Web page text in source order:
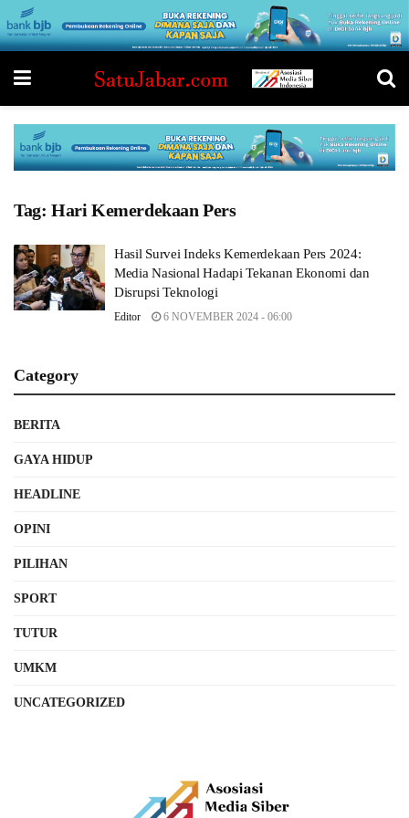
Tag: Hari Kemerdekaan Pers
Hasil Survei Indeks Kemerdekaan Pers 2024:
Media Nasional Hadapi Tekanan Ekonomi dan
Disrupsi Teknologi
Editor 6 NOVEMBER 2024 - 06:00
Category
BERITA
GAYA HIDUP
HEADLINE
OPINI
PILIHAN
SPORT
TUTUR
UMKM
UNCATEGORIZED